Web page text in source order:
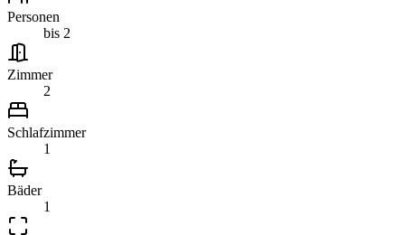
Personen
bis 2
Zimmer
2
Schlafzimmer
1
Bäder
1